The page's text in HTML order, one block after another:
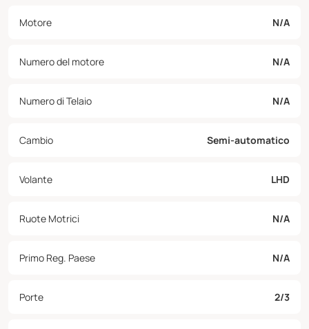
Motore N/A
Numero del motore N/A
Numero di Telaio N/A
Cambio Semi-automatico
Volante LHD
Ruote Motrici N/A
Primo Reg. Paese N/A
Porte 2/3